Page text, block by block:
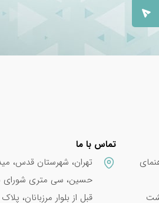
تماس با ما
تهران، شهرستان قدس،
حسین، سی متری شورای